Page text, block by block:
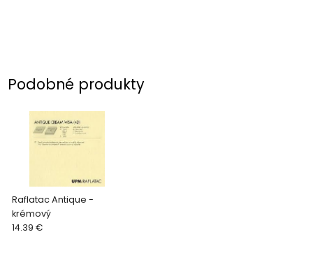
Podobné produkty
Raflatac Antique -
krémový
14.39 €